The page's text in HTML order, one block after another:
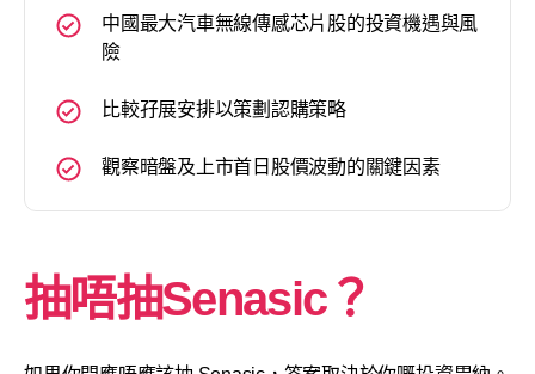
中國最大汽車無線傳感芯片股的投資機遇與風
險
比較孖展安排以策劃認購策略
觀察暗盤及上市首日股價波動的關鍵因素
抽唔抽Senasic？